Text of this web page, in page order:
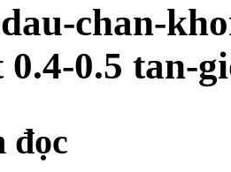
chan-
0.4-0.5 tan-
đọc